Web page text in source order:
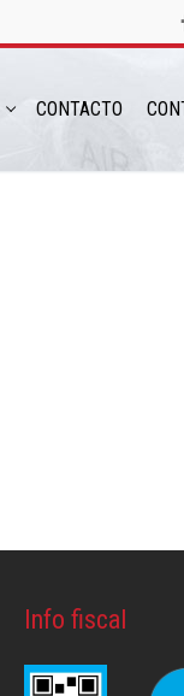
CONTACTO
Info fiscal